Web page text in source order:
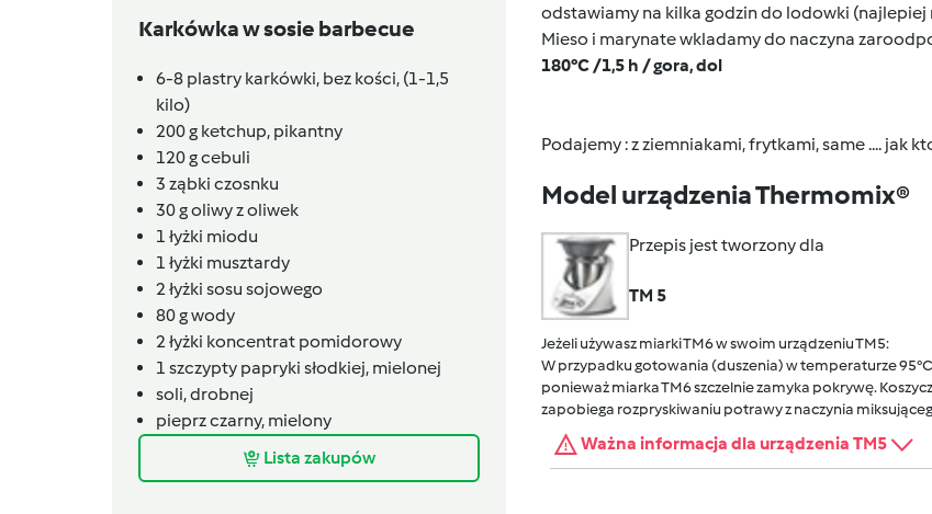
Karkówka w sosie barbecue
6-8 plastry karkówki, bez kości, (1-1,5
kilo)
200g ketchup, pikantny
120gcebuli
3 ząbki czosnku
30goliwy z oliwek
1 łyżki miodu
1 łyżki musztardy
2łyżki sosu sojowego
80gwody
2łyżki koncentrat pomidorowy
1 szczypty papryki słodkiej, mielonej
soli, drobnej
pieprz czarny, mielony
Lista zakupów
odstawiamy na kilka godzin do lodowki (najlepiej
Mieso i marynate wkladamy do naczyna
180°C /1,5 h / gora, dol
Podajemy : z ziemniakami, frytkami, same .... jak
Model urządzenia Thermomix®
Przepis jest tworzony dla
TM 5
Jeżeli używasz miarki TM6 w swoim urządzeniu TM5:
W przypadku gotowania (duszenia) w temperaturze
ponieważ miarka TM6 szczelnie zamyka pokrywę.
zapobiega rozpryskiwaniu potrawy z naczynia
Ważna informacja dla urządzenia TM5